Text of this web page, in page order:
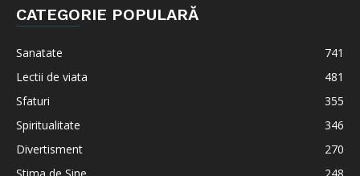
CATEGORIE POPULARĂ
Sanatate
741
Lectii de viata
481
Sfaturi
355
Spiritualitate
346
Divertisment
270